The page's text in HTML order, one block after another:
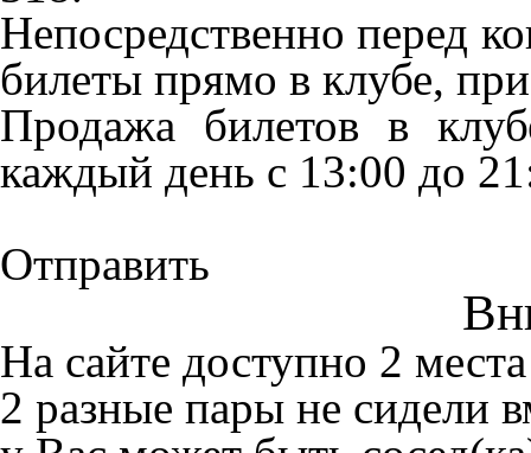
Непосредственно перед
билеты прямо в клубе,
Продажа билетов в
каждый день с 13:00 до
Отправить
На сайте доступно 2
2 разные пары не сидели